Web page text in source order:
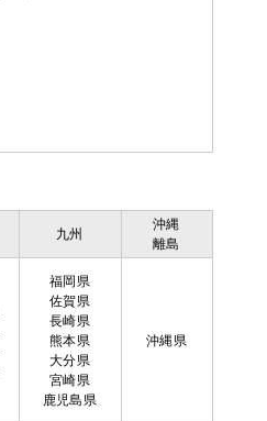
九州
沖縄
離島
福岡県
佐賀県
長崎県
熊本県
大分県
宮崎県
鹿児島県
沖縄県